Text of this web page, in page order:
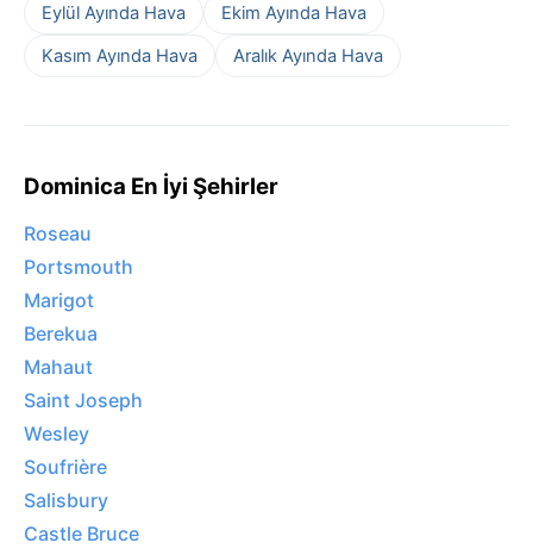
Eylül Ayında Hava
Ekim Ayında Hava
Kasım Ayında Hava
Aralık Ayında Hava
Dominica En İyi Şehirler
Roseau
Portsmouth
Marigot
Berekua
Mahaut
Saint Joseph
Wesley
Soufrière
Salisbury
Castle Bruce